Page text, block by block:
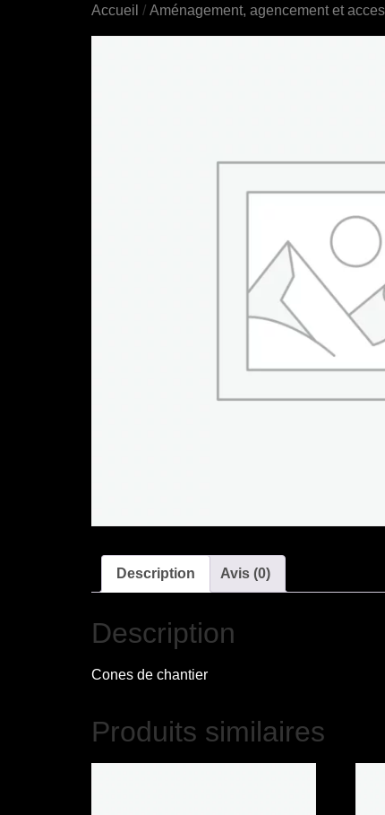
Accueil / Aménagement, agencement et
Description Avis (0)
Description
Cones de chantier
Produits similaires